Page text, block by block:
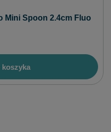
Mini Spoon 2.4cm Fluo
koszyka